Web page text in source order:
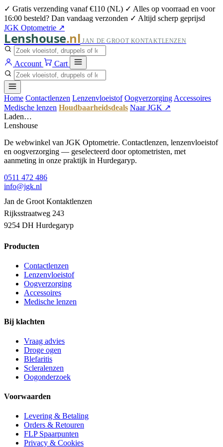
✓ Gratis verzending vanaf €110 (NL) ✓ Alles op voorraad en voor
16:00 besteld? Dan vandaag verzonden ✓ Altijd scherp geprijsd
JGK Optometrie ↗
Lenshouse.nl JAN DE GROOT KONTAKTLENZEN
Account Cart
Home Contactlenzen Lenzenvloeistof Oogverzorging Accessoires
Medische lenzen Houdbaarheidsdeals Naar JGK ↗
Laden…
Lenshouse
De webwinkel van JGK Optometrie. Contactlenzen, lenzenvloeistof
en oogverzorging — geselecteerd door optometristen, met
aanmeting in onze praktijk in Hurdegaryp.
0511 472 486
info@jgk.nl
Jan de Groot Kontaktlenzen
Rijksstraatweg 243
9254 DH Hurdegaryp
Producten
Contactlenzen
Lenzenvloeistof
Oogverzorging
Accessoires
Medische lenzen
Bij klachten
Vraag advies
Droge ogen
Blefaritis
Scleralenzen
Oogonderzoek
Voorwaarden
Levering & Betaling
Orders & Retouren
FLP Spaarpunten
Privacy & Cookies